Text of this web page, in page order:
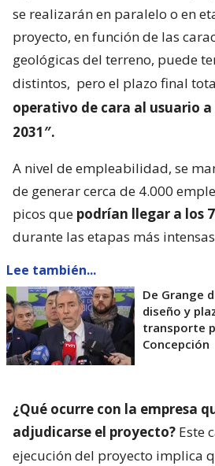
se realizarán en paralelo o en
proyecto, en función de las
geológicas del terreno, puede
distintos, pero el plazo final
operativo de cara al usuario
2031″.
A nivel de empleabilidad, se
de generar cerca de 4.000
picos que podrían llegar a los
durante las etapas más
Lee también...
De Grange
diseño y
transporte
Concepción
¿Qué ocurre con la empresa
adjudicarse el proyecto? Este
ejecución del proyecto implica